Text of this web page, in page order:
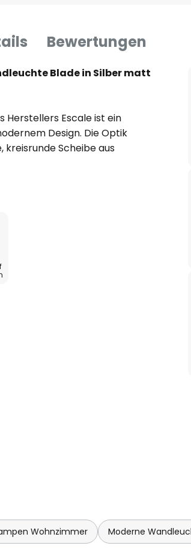
Bewertungen
Blade in Silber matt
Herstellers Escale ist ein
Design. Die Optik
Scheibe aus
Silberfinish gehalten ist.
ab. Deren warmweißes
Lichtcorona, welche den
erhellt.
Wohnzimmer Moderne